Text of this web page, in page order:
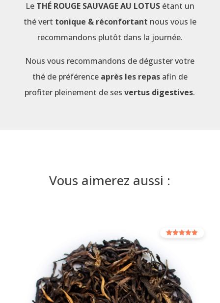
Le THÉ ROUGE SAUVAGE AU LOTUSétant un
thé vert tonique & réconfortant nous vous le
recommandons plutôt dans la journée.
Nous vous recommandons de déguster votre
thé de préférence après les repasafin de
profiter pleinement de sesvertus digestives.
Vous aimerez aussi :